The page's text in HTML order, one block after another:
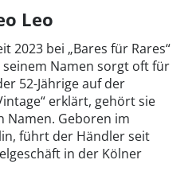
Leo
2023 bei „Bares für Rares“
Namen sorgt oft für
52-Jährige auf der
erklärt, gehört sie
Namen. Geboren im
führt der Händler seit
in der Kölner